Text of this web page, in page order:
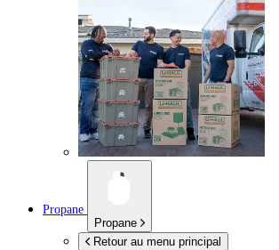
Propane
Propane
Retour au menu principal